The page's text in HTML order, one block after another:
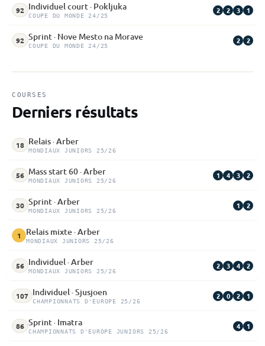
92 Individuel court · Pokljuka
COUPE DU MONDE 24/25
2 2 3 1
92 Sprint · Nove Mesto na Morave
COUPE DU MONDE 24/25
2 2
COURSES
Derniers résultats
18 Relais · Arber
MONDIAUX JUNIORS 25/26
56 Mass start 60 · Arber
MONDIAUX JUNIORS 25/26
1 4 3 2
30 Sprint · Arber
MONDIAUX JUNIORS 25/26
1 2
1 Relais mixte · Arber
MONDIAUX JUNIORS 25/26
56 Individuel · Arber
MONDIAUX JUNIORS 25/26
2 3 4 2
107 Individuel · Sjusjoen
CHAMPIONNATS D'EUROPE 25/26
2 0 2 1
86 Sprint · Imatra
CHAMPIONNATS D'EUROPE JUNIORS 25/26
4 1